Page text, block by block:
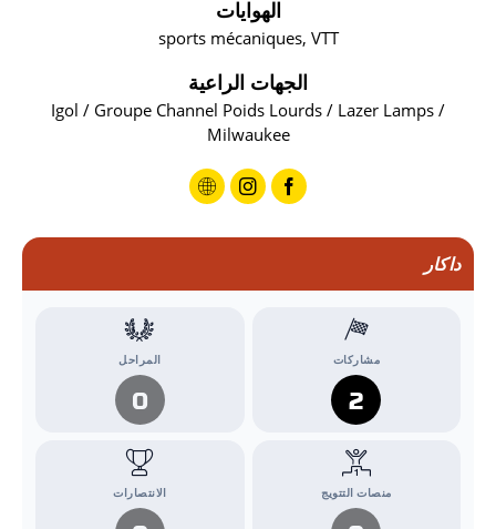
الهوايات
sports mécaniques, VTT
الجهات الراعية
Igol / Groupe Channel Poids Lourds / Lazer Lamps /
Milwaukee
داكار
مشاركات
2
المراحل
0
منصات التتويج الانتصارات